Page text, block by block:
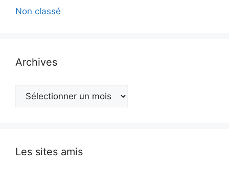
Non classé
Archives
Archives
Les sites amis